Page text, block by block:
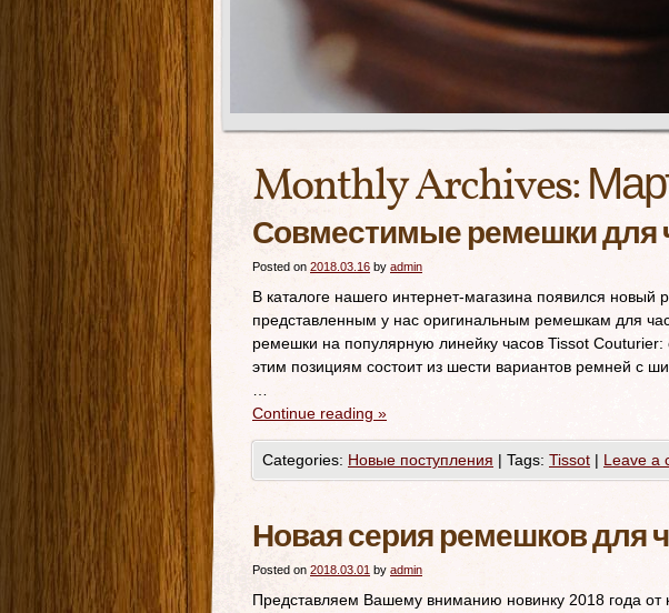
Monthly Archives:
Совместимые ремешки для
Posted on 2018.03.16 by admin
В каталоге нашего интернет-магазина появился новый
представленным у нас оригинальным ремешкам для
ремешки на популярную линейку часов Tissot
этим позициям состоит из шести вариантов ремней с
Continue reading »
Categories: Новые поступления | Tags: Tissot | Leave a
Новая серия ремешков для
Posted on 2018.03.01 by admin
Представляем Вашему вниманию новинку 2018 года